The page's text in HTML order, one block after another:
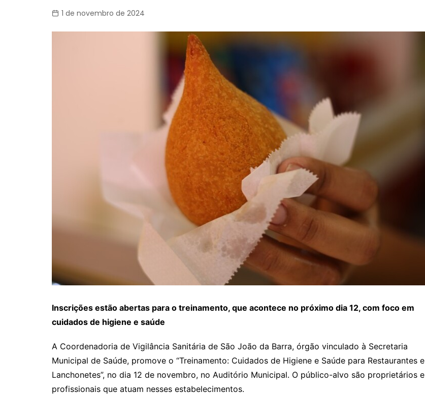
1 de novembro de 2024
Inscrições estão abertas para o treinamento, que acontece no próximo dia 12, com foco em
cuidados de higiene e saúde
A Coordenadoria de Vigilância Sanitária de São João da Barra, órgão vinculado à Secretaria
Municipal de Saúde, promove o “Treinamento: Cuidados de Higiene e Saúde para Restaurantes e
Lanchonetes”, no dia 12 de novembro, no Auditório Municipal. O público-alvo são proprietários e
profissionais que atuam nesses estabelecimentos.